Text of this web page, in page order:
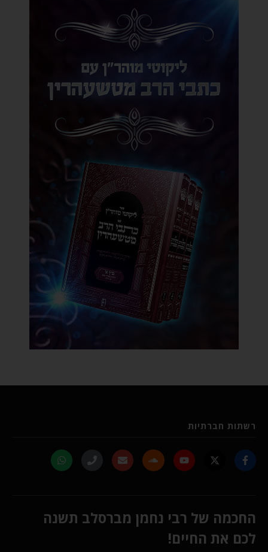
רשתות חברתיות
החכמה של רבי נחמן מברסלב תשנה
לכם את החיים!